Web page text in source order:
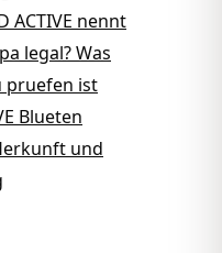
ACTIVE nennt
legal? Was
pruefen ist
Blueten
und